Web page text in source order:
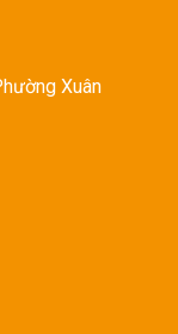
Xuân